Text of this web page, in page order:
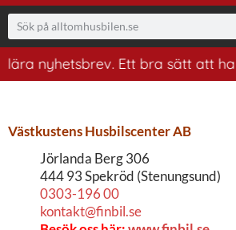
nyhetsbrev. Ett bra sätt att ha
Västkustens Husbilscenter AB
Jörlanda Berg 306
444 93 Spekröd (Stenungsund)
0303-196 00
kontakt@finbil.se